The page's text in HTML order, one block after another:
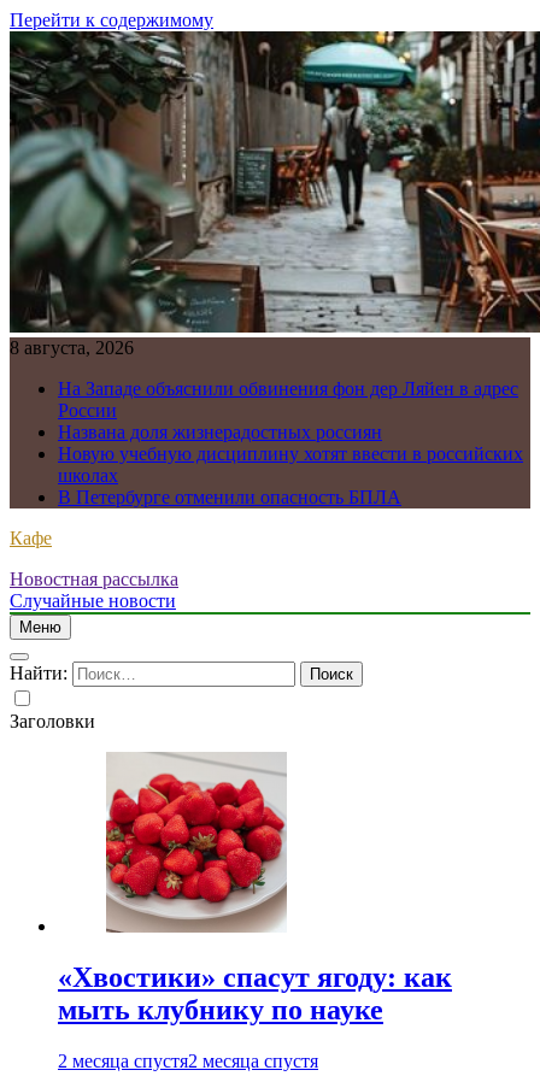
Перейти к содержимому
8 августа, 2026
На Западе объяснили обвинения фон дер Ляйен в адрес
России
Названа доля жизнерадостных россиян
Новую учебную дисциплину хотят ввести в российских
школах
В Петербурге отменили опасность БПЛА
Кафе
Новостная рассылка
Случайные новости
Меню
Найти:
Заголовки
«Хвостики» спасут ягоду: как
мыть клубнику по науке
2 месяца спустя2 месяца спустя